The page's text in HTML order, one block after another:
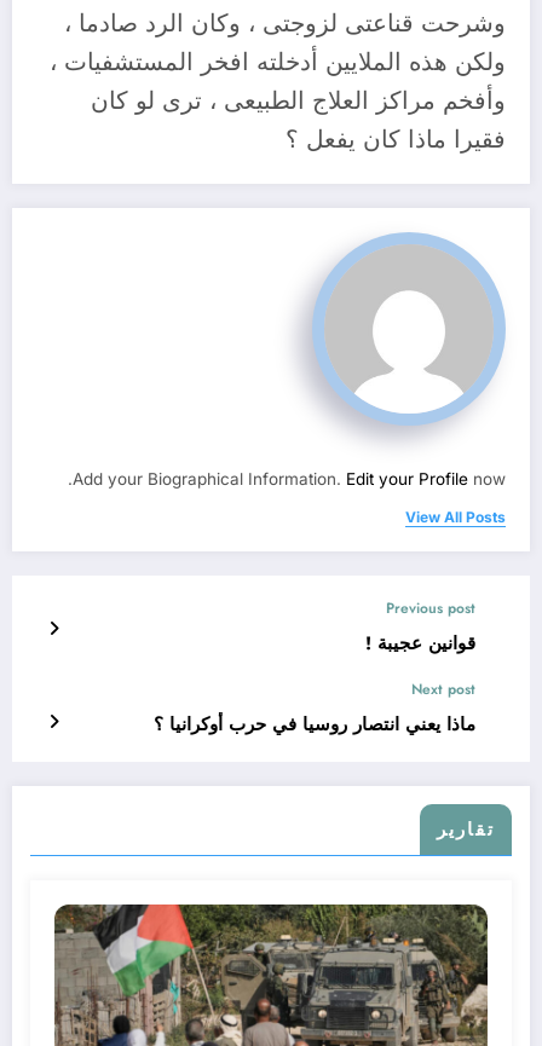
وشرحت قناعتى لزوجتى ، وكان الرد صادما ،
ولكن هذه الملايين أدخلته افخر المستشفيات ،
وأفخم مراكز العلاج الطبيعى ، ترى لو كان
فقيرا ماذا كان يفعل ؟
Add your Biographical Information. Edit your Profile now.
View All Posts
Previous post
قوانين عجيبة !
Next post
ماذا يعني انتصار روسيا في حرب أوكرانيا ؟
تقارير